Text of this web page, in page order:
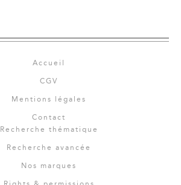
Accueil
CGV
Mentions légales
Contact
Recherche thématique
Recherche avancée
Nos marques